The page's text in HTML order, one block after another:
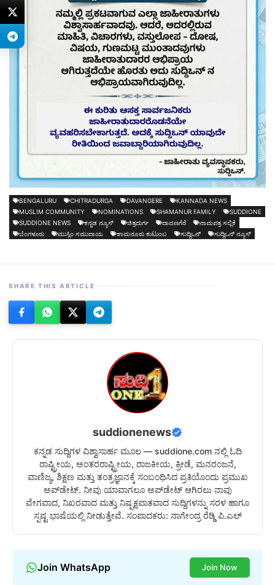
BENGALURU CHITRADURGA DAVANGERE
KANNADA NEWS
MUSLIM COMMUNITY
NOMINATIONS SHAMANUR FAMILY
SUDDIONE
SUDDIONE NEWS
ಕನ್ನಡ ನ್ಯೂಸ್ ಚಿತ್ರದುರ್ಗ ದಾವಣಗೆರೆ
ನಾಮಪತ್ರ ಸಲ್ಲಿಕೆ
ಬೆಂಗಳೂರು
ಮುಸ್ಲಿಂ ಸಮುದಾಯ ಶಾಮನೂರು ಕುಟುಂಬ ಸುದ್ದಿಒನ್ ಸುದ್ದಿಒನ್ ನ್ಯೂಸ್
SHARE THIS ARTICLE
suddionenews
ಕನ್ನಡ ಸುದ್ದಿಗಳ ವಿಶ್ವಾಸಾರ್ಹ ಮೂಲ — suddione.com ನಲ್ಲಿ ಓದಿ
ರಾಷ್ಟ್ರೀಯ, ಅಂತರರಾಷ್ಟ್ರೀಯ, ರಾಜಕೀಯ, ಕ್ರೀಡೆ, ಮನರಂಜನೆ,
ವಾಣಿಜ್ಯ, ಶಿಕ್ಷಣ ಮತ್ತು ತಂತ್ರಜ್ಞಾನಕ್ಕೆ ಸಂಬಂಧಿಸಿದ ಪ್ರತಿಯೊಂದು ಪ್ರಮುಖ
ಅಪ್‌ಡೇಟ್. ನೀವು ಯಾವಾಗಲೂ ಅಪ್‌ಡೇಟ್ ಆಗಿರಲು ನಾವು
ವೇಗವಾದ, ನಿಖರವಾದ ಮತ್ತು ನಿಷ್ಪಕ್ಷಪಾತವಾದ ಸುದ್ದಿಗಳನ್ನು ಸರಳ ಹಾಗೂ
ಸ್ಪಷ್ಟ ಭಾಷೆಯಲ್ಲಿ ನೀಡುತ್ತೇವೆ. ಸಂಪಾದಕರು: ನಾಗೇಂದ್ರ ರೆಡ್ಡಿ ಪಿ.ಎಲ್
Join WhatsApp Join Now